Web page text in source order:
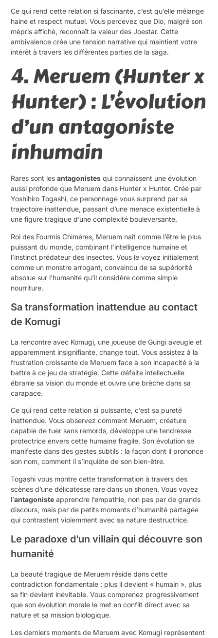
Ce qui rend cette relation si fascinante, c’est qu’elle mélange
haine et respect mutuel. Vous percevez que Dio, malgré son
mépris affiché, reconnaît la valeur des Joestar. Cette
ambivalence crée une tension narrative qui maintient votre
intérêt à travers les différentes parties de la saga.
4. Meruem (Hunter x
Hunter) : L’évolution
d’un antagoniste
inhumain
Rares sont lesantagonistes qui connaissent une évolution
aussi profonde que Meruem dans Hunter x Hunter. Créé par
Yoshihiro Togashi, ce personnage vous surprend par sa
trajectoire inattendue, passant d’une menace existentielle à
une figure tragique d’une complexité bouleversante.
Roi des Fourmis Chimères, Meruem naît comme l’être le plus
puissant du monde, combinant l’intelligence humaine et
l’instinct prédateur des insectes. Vous le voyez initialement
comme un monstre arrogant, convaincu de sa supériorité
absolue sur l’humanité qu’il considère comme simple
nourriture.
Sa transformation inattendue au contact
de Komugi
La rencontre avec Komugi, une joueuse de Gungi aveugle et
apparemment insignifiante, change tout. Vous assistez à la
frustration croissante de Meruem face à son incapacité à la
battre à ce jeu de stratégie. Cette défaite intellectuelle
ébranle sa vision du monde et ouvre une brèche dans sa
carapace.
Ce qui rend cette relation si puissante, c’est sa pureté
inattendue. Vous observez comment Meruem, créature
capable de tuer sans remords, développe une tendresse
protectrice envers cette humaine fragile. Son évolution se
manifeste dans des gestes subtils : la façon dont il prononce
son nom, comment il s’inquiète de son bien-être.
Togashi vous montre cette transformation à travers des
scènes d’une délicatesse rare dans un shonen. Vous voyez
l’antagoniste apprendre l’empathie, non pas par de grands
discours, mais par de petits moments d’humanité partagée
qui contrastent violemment avec sa nature destructrice.
Le paradoxe d’un villain qui découvre son
humanité
La beauté tragique de Meruem réside dans cette
contradiction fondamentale : plus il devient « humain », plus
sa fin devient inévitable. Vous comprenez progressivement
que son évolution morale le met en conflit direct avec sa
nature et sa mission biologique.
Les derniers moments de Meruem avec Komugi représentent